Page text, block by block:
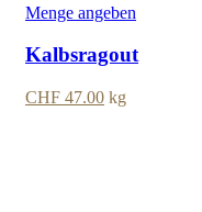
Menge angeben
Kalbsragout
CHF 47.00 kg